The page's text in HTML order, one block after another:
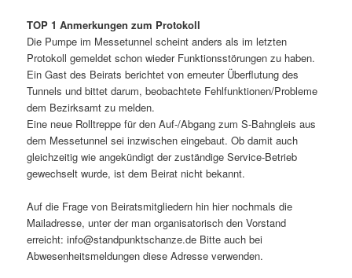
TOP 1 Anmerkungen zum Protokoll
Die Pumpe im Messetunnel scheint anders als im letzten
Protokoll gemeldet schon wieder Funktionsstörungen zu haben.
Ein Gast des Beirats berichtet von erneuter Überflutung des
Tunnels und bittet darum, beobachtete Fehlfunktionen/Probleme
dem Bezirksamt zu melden.
Eine neue Rolltreppe für den Auf-/Abgang zum S-Bahngleis aus
dem Messetunnel sei inzwischen eingebaut. Ob damit auch
gleichzeitig wie angekündigt der zuständige Service-Betrieb
gewechselt wurde, ist dem Beirat nicht bekannt.
Auf die Frage von Beiratsmitgliedern hin hier nochmals die
Mailadresse, unter der man organisatorisch den Vorstand
erreicht: info@standpunktschanze.de Bitte auch bei
Abwesenheitsmeldungen diese Adresse verwenden.